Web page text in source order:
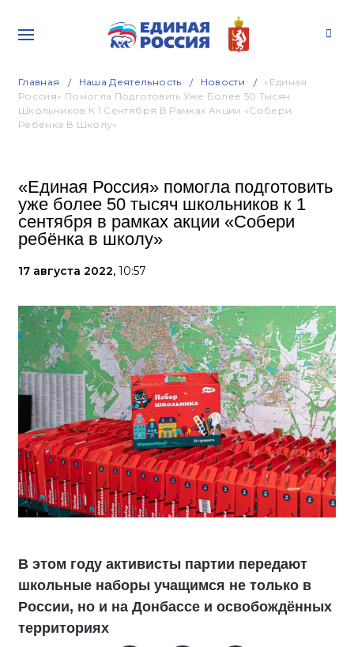
Главная Наша Деятельность Новости
«Единая
Россия» Помогла Подготовить Уже Более 50 Тысяч
Школьников К 1 Сентября В Рамках Акции «Собери
Ребёнка В Школу»
«Единая Россия» помогла подготовить
уже более 50 тысяч школьников к 1
сентября в рамках акции «Собери
ребёнка в школу»
17 августа 2022, 10:57
В этом году активисты партии передают
школьные наборы учащимся не только в
России, но и на Донбассе и освобождённых
территориях